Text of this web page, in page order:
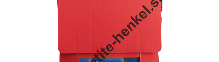
DODACIE PODMIENKY
KONTAKT